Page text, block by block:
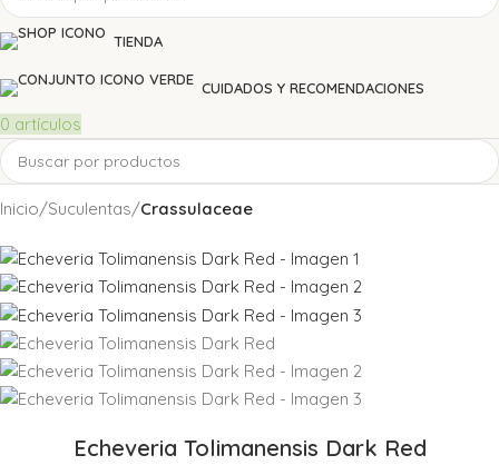
TIENDA
CUIDADOS Y RECOMENDACIONES
0 artículos
Inicio Suculentas Crassulaceae
Echeveria Tolimanensis Dark Red